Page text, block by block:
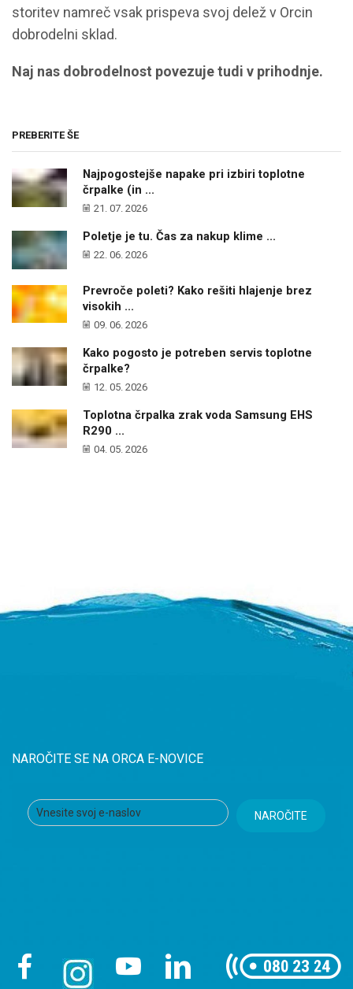
storitev namreč vsak prispeva svoj delež v Orcin
dobrodelni sklad.
Naj nas dobrodelnost povezuje tudi v prihodnje.
PREBERITE ŠE
Najpogostejše napake pri izbiri toplotne
črpalke (in ...
21. 07. 2026
Poletje je tu. Čas za nakup klime ...
22. 06. 2026
Prevroče poleti? Kako rešiti hlajenje brez
visokih ...
09. 06. 2026
Kako pogosto je potreben servis toplotne
črpalke?
12. 05. 2026
Toplotna črpalka zrak voda Samsung EHS
R290 ...
04. 05. 2026
NAROČITE SE NA ORCA E-NOVICE
NAROČITE